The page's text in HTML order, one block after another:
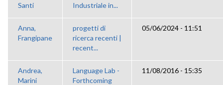
Santi
Industriale in...
Anna,
Frangipane
progetti di
ricerca recenti |
recent...
05/06/2024 - 11:51
Andrea,
Marini
Language Lab -
Forthcoming
11/08/2016 - 15:35